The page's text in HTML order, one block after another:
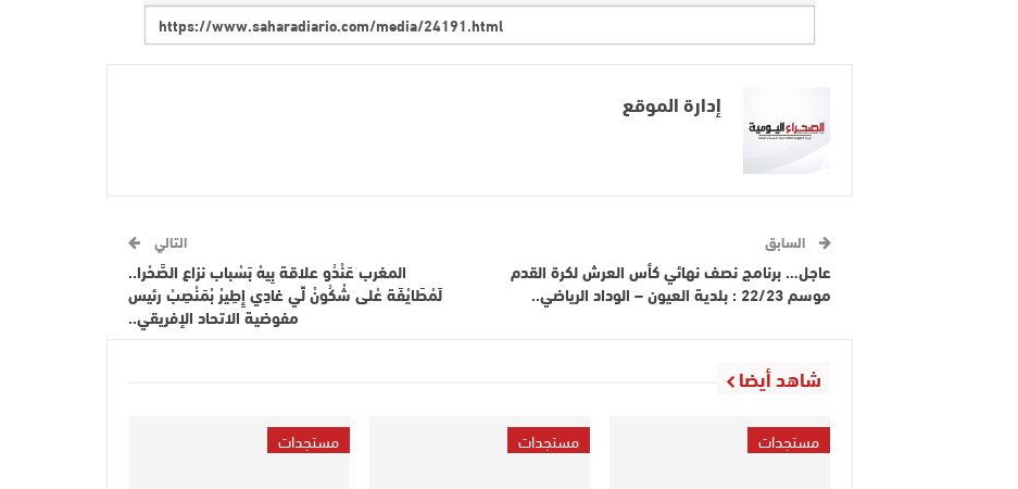
إدارة الموقع
السابق
عاجل… برنامج نصف نهائي كأس العرش لكرة القدم
موسم 22/23 : بلدية العيون – الوداد الرياضي..
التالي
المغرب عَنْدُو علاقة بِيهْ بَسْباب نزاع الصَّحْرا..
لَمْطَايْفَة عْلى شْكُونْ لِّي غادِي إِطِيرْ بْمَنْصِبْ رئيس
مفوضية الاتحاد الإفريقي..
شاهد أيضا
مستجدات مستجدات مستجدات